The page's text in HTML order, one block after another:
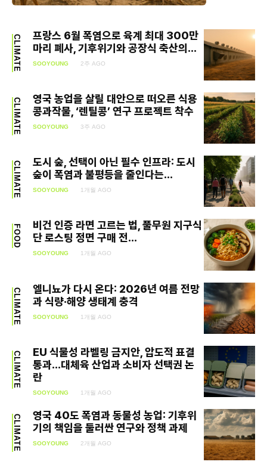
Climate
Energy
Food
Life
Interview
Article
Tech
CLIMATE
프랑스 6월 폭염으로 육계 최대 300만
마리 폐사, 기후위기와 공장식 축산의...
SOOYOUNG 2주 AGO
CLIMATE
영국 농업을 살릴 대안으로 떠오른 식용
콩과작물, ‘렌틸콩’ 연구 프로젝트 착수
SOOYOUNG 3주 AGO
CLIMATE
도시 숲, 선택이 아닌 필수 인프라: 도시
숲이 폭염과 불평등을 줄인다는...
SOOYOUNG 1개월 AGO
FOOD
비건 인증 라면 고르는 법, 풀무원 지구식
단 로스팅 정면 구매 전...
SOOYOUNG 1개월 AGO
CLIMATE
엘니뇨가 다시 온다: 2026년 여름 전망
과 식량·해양 생태계 충격
SOOYOUNG 1개월 AGO
CLIMATE
EU 식물성 라벨링 금지안, 압도적 표결
통과…대체육 산업과 소비자 선택권 논
란
SOOYOUNG 1개월 AGO
CLIMATE
영국 40도 폭염과 동물성 농업: 기후위
기의 책임을 둘러싼 연구와 정책 과제
SOOYOUNG 2개월 AGO